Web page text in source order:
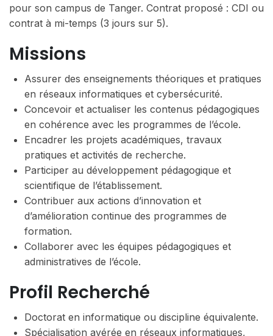
pour son campus de Tanger. Contrat proposé : CDI ou
contrat à mi-temps (3 jours sur 5).
Missions
Assurer des enseignements théoriques et pratiques
en réseaux informatiques et cybersécurité.
Concevoir et actualiser les contenus pédagogiques
en cohérence avec les programmes de l’école.
Encadrer les projets académiques, travaux
pratiques et activités de recherche.
Participer au développement pédagogique et
scientifique de l’établissement.
Contribuer aux actions d’innovation et
d’amélioration continue des programmes de
formation.
Collaborer avec les équipes pédagogiques et
administratives de l’école.
Profil Recherché
Doctorat en informatique ou discipline équivalente.
Spécialisation avérée en réseaux informatiques,